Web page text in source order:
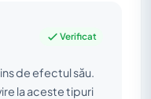
Verificat
de efectul său.
la aceste tipuri